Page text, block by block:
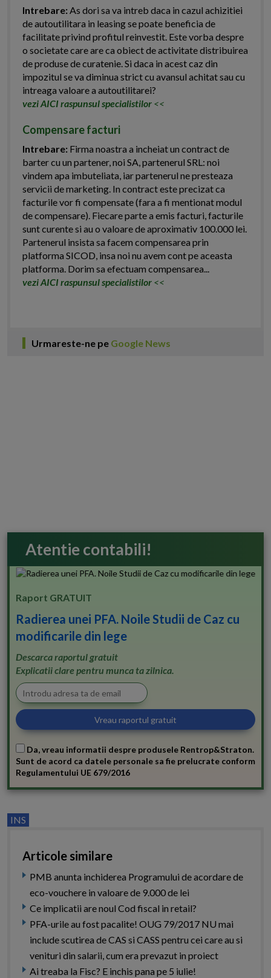
Intrebare:As dori sa va intreb daca in cazul achizitiei
de autoutilitara in leasing se poate beneficia de
facilitate privind profitul reinvestit. Este vorba despre
o societate care are ca obiect de activitate distribuirea
de produse de curatenie. Si daca in acest caz din
impozitul se va diminua strict cu avansul achitat sau cu
intreaga valoare a autoutilitarei?
vezi AICI raspunsul specialistilor <<
Compensare facturi
Intrebare: Firma noastra a incheiat un contract de
barter cu un partener, noi SA, partenerul SRL: noi
vindem apa imbuteliata, iar partenerul ne presteaza
servicii de marketing. In contract este precizat ca
facturile vor fi compensate (fara a fi mentionat modul
de compensare). Fiecare parte a emis facturi, facturile
sunt curente si au o valoare de aproximativ 100.000 lei.
Partenerul insista sa facem compensarea prin
platforma SICOD, insa noi nu avem cont pe aceasta
platforma. Dorim sa efectuam compensarea...
vezi AICI raspunsul specialistilor <<
Urmareste-ne pe Google News
Atentie contabili!
Raport GRATUIT
Radierea unei PFA. Noile Studii de Caz cu
modificarile din lege
Descarca raportul gratuit
Explicatii clare pentru munca ta zilnica.
Da, vreau informatii despre produsele Rentrop&Straton.
Sunt de acord ca datele personale sa fie prelucrate conform
Regulamentului UE 679/2016
INS
Articole similare
PMB anunta inchiderea Programului de acordare de
eco-vouchere in valoare de 9.000 de lei
Ce implicatii are noul Cod fiscal in retail?
PFA-urile au fost pacalite! OUG 79/2017 NU mai
include scutirea de CAS si CASS pentru cei care au si
venituri din salarii, cum era prevazut in proiect
Ai treaba la Fisc? E inchis pana pe 5 iulie!